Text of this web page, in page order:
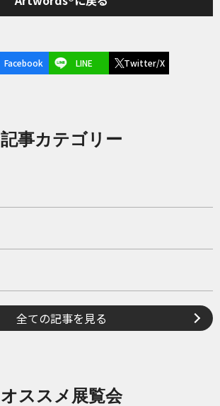
Facebook LINE Twitter/X
記事カテゴリー
全ての記事を見る
オススメ展覧会